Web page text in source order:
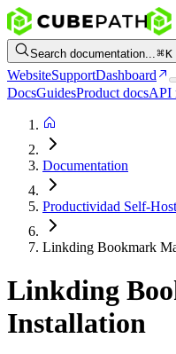
Search documentation... K
WebsiteSupportDashboard
DocsGuidesProduct docsAPI
Documentation
Productividad Self-
Linkding Bookmark
Linkding
Installation